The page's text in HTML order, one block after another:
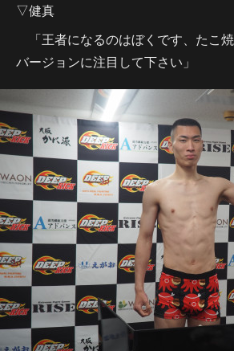
▽健真
「王者になるのはぼくです、たこ
バージョンに注目して下さい」